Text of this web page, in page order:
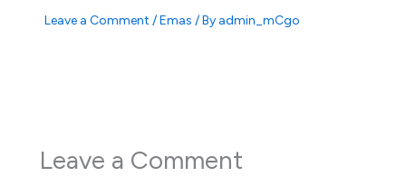
Leave a Comment /Emas / By admin_mCgo
Leave a Comment